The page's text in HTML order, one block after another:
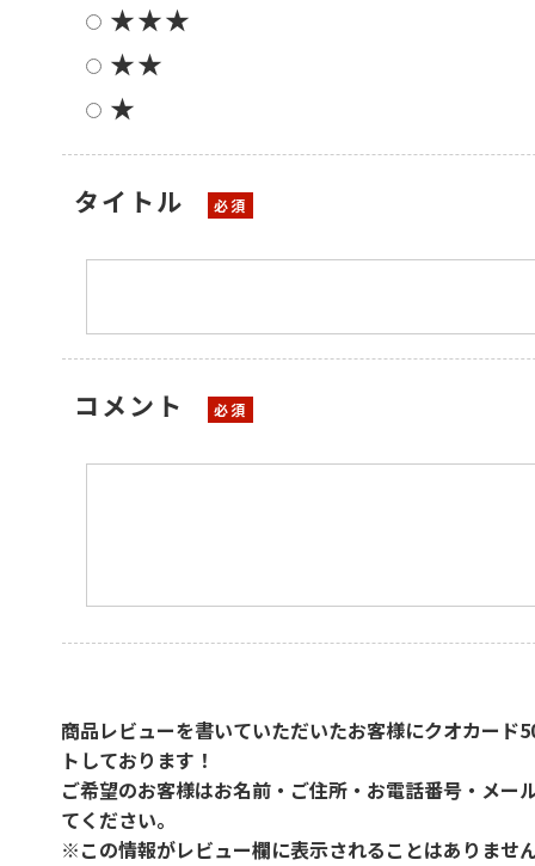
★★★
★★
★
タイトル
コメント
商品レビューを書いていただいたお客様にクオカード
トしております！
ご希望のお客様はお名前・ご住所・お電話番号・メー
てください。
※この情報がレビュー欄に表示されることはありませ